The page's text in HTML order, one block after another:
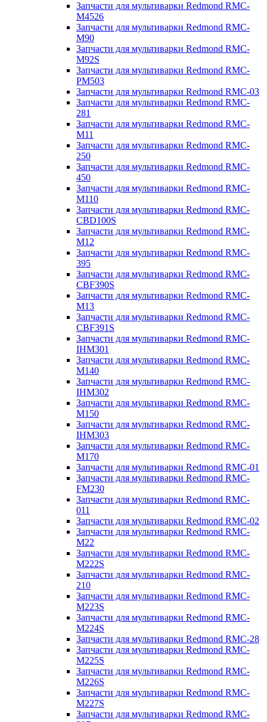
Запчасти для мультиварки Redmond RMC-
M4526
Запчасти для мультиварки Redmond RMC-
M90
Запчасти для мультиварки Redmond RMC-
M92S
Запчасти для мультиварки Redmond RMC-
PM503
Запчасти для мультиварки Redmond RMC-03
Запчасти для мультиварки Redmond RMC-
281
Запчасти для мультиварки Redmond RMC-
M11
Запчасти для мультиварки Redmond RMC-
250
Запчасти для мультиварки Redmond RMC-
450
Запчасти для мультиварки Redmond RMC-
M110
Запчасти для мультиварки Redmond RMC-
CBD100S
Запчасти для мультиварки Redmond RMC-
M12
Запчасти для мультиварки Redmond RMC-
395
Запчасти для мультиварки Redmond RMC-
CBF390S
Запчасти для мультиварки Redmond RMC-
M13
Запчасти для мультиварки Redmond RMC-
CBF391S
Запчасти для мультиварки Redmond RMC-
IHM301
Запчасти для мультиварки Redmond RMC-
M140
Запчасти для мультиварки Redmond RMC-
IHM302
Запчасти для мультиварки Redmond RMC-
M150
Запчасти для мультиварки Redmond RMC-
IHM303
Запчасти для мультиварки Redmond RMC-
M170
Запчасти для мультиварки Redmond RMC-01
Запчасти для мультиварки Redmond RMC-
FM230
Запчасти для мультиварки Redmond RMC-
011
Запчасти для мультиварки Redmond RMC-02
Запчасти для мультиварки Redmond RMC-
M22
Запчасти для мультиварки Redmond RMC-
M222S
Запчасти для мультиварки Redmond RMC-
210
Запчасти для мультиварки Redmond RMC-
M223S
Запчасти для мультиварки Redmond RMC-
M224S
Запчасти для мультиварки Redmond RMC-28
Запчасти для мультиварки Redmond RMC-
M225S
Запчасти для мультиварки Redmond RMC-
M226S
Запчасти для мультиварки Redmond RMC-
M227S
Запчасти для мультиварки Redmond RMC-